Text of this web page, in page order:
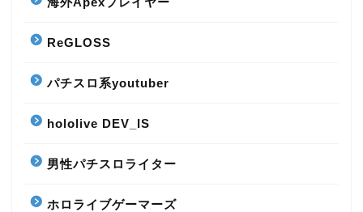
ReGLOSS
パチスロ系youtuber
hololive DEV_IS
男性パチスロライター
ホロライブゲーマーズ